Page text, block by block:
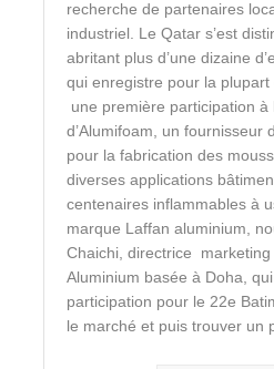
recherche de partenaires
industriel. Le Qatar s’est
abritant plus d’une dizaine
qui enregistre pour la
une première participation à
d’Alumifoam, un fournisseur
pour la fabrication des
diverses applications
centenaires inflammables à
marque Laffan aluminium,
Chaichi, directrice marketing
Aluminium basée à Doha,
participation pour le 22e
le marché et puis trouver un